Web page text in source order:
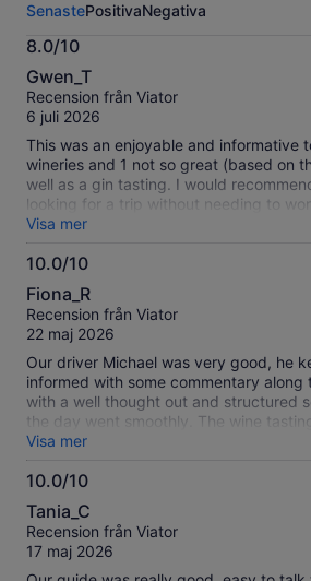
här
aktiviteten.
Mer
information
om
våra
recensioner
SenastePositivaNegativa
8.0/10
8.0
av
10
Gwen_T
Recension från Viator
6 juli 2026
This was an enjoyable and informative
wineries and 1 not so great (based on
well as a gin tasting. I would
looking for a trip without needing to
making choices or getting lost. The tour
was excellent and I really appreciated
and information throughout the tour.
prices of lunches should be on the
However, I still would recommend this!
Visa mer
10.0/10
10.0
av
10
Fiona_R
Recension från Viator
22 maj 2026
Our driver Michael was very good, he
informed with some commentary
with a well thought out and structured
the day went smoothly. The wine
we had a lovely group who interacted
was Sobels winery, the boutique winery
interesting, our wine tasting was
ability to interact with his audience. The
comment I have is the bus had very
manageable
Visa mer
10.0/10
10.0
av
10
Tania_C
Recension från Viator
17 maj 2026